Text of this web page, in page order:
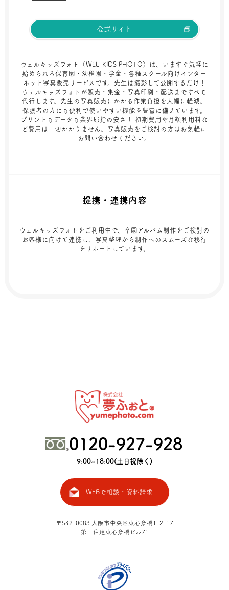
公式サイト
ウェルキッズフォト（WEL-KIDS PHOTO）は、いますぐ気軽に
始められる保育園・幼稚園・学童・各種スクール向けインター
ネット写真販売サービスです。先生は撮影して公開するだけ！
ウェルキッズフォトが販売・集金・写真印刷・配送まですべて
代行します。先生の写真販売にかかる作業負担を大幅に軽減。
保護者の方にも便利で使いやすい機能を豊富に備えています。
プリントもデータも業界屈指の安さ！ 初期費用や月額利用料な
ど費用は一切かかりません。写真販売をご検討の方はお気軽に
お問い合わせください。
提携・連携内容
ウェルキッズフォトをご利用中で、卒園アルバム制作をご検討の
お客様に向けて連携し、写真整理から制作へのスムーズな移行
をサポートしています。
0120-927-928
9:00~18:00(土日祝除く)
WEBで相談・資料請求
〒542-0083 大阪市中央区東心斎橋 1-2-17
第一住建東心斎橋ビル7F